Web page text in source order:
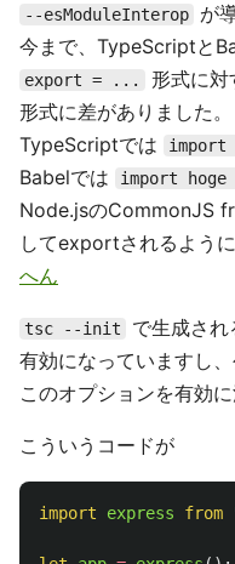
--esModuleInterop
が
今まで、TypeScriptと
export = ...
形式に対
形式に差がありました。
TypeScriptでは
import
Babelでは
import
Node.jsのCommonJS
してexportされるよう
へん
tsc --init
で生成さ
有効になっていますし
このオプションを有効
こういうコードが
import express from